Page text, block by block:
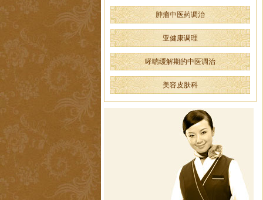
肿瘤中医药调治
亚健康调理
哮喘缓解期的中医调治
美容皮肤科